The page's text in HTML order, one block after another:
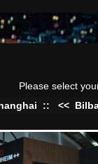
Please select
:: <<